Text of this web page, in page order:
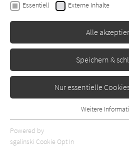
05 | 2022
Das war der Mai auf Sachbuch-
Artikel und Beiträge.
Rezensionen im
Essentiell Externe Inhalte
Alle
Speichern &
Nur essentielle
Essentielle Cookies werden für
Webseite benötigt. Dadurch ist
Weitere
Powered by
sgalinski Cookie Opt In